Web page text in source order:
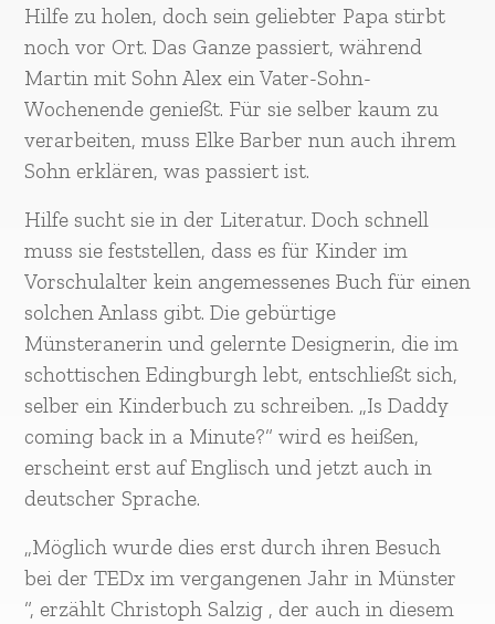
Hilfe zu holen, doch sein geliebter Papa stirbt
noch vor Ort. Das Ganze passiert, während
Martin mit Sohn Alex ein Vater-Sohn-
Wochenende genießt. Für sie selber kaum zu
verarbeiten, muss Elke Barber nun auch ihrem
Sohn erklären, was passiert ist.
Hilfe sucht sie in der Literatur. Doch schnell
muss sie feststellen, dass es für Kinder im
Vorschulalter kein angemessenes Buch für einen
solchen Anlass gibt. Die gebürtige
Münsteranerin und gelernte Designerin, die im
schottischen Edingburgh lebt, entschließt sich,
selber ein Kinderbuch zu schreiben. „Is Daddy
coming back in a Minute?“ wird es heißen,
erscheint erst auf Englisch und jetzt auch in
deutscher Sprache.
„Möglich wurde dies erst durch ihren Besuch
bei der TEDx im vergangenen Jahr in Münster
“, erzählt Christoph Salzig , der auch in diesem